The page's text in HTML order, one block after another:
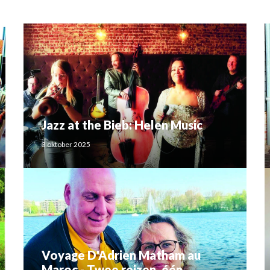
Jazz at the Bieb: Helen Music
3 oktober 2025
Voyage D'Adrien Matham au